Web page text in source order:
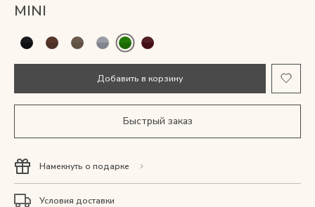
Аксессуары
Мини-сумки и чехлы
Одежда
Подарочная карта
MINI
Добавить в корзину
Быстрый заказ
Намекнуть о подарке
Условия доставки